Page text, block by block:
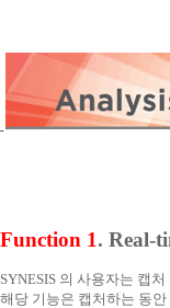
Function 1. Real-
SYNESIS 의 사용자는 캡
해당 기능은 캡처하는 동